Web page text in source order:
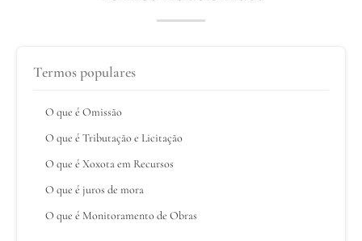
Termos populares
O que é Omissão
O que é Tributação e Licitação
O que é Xoxota em Recursos
O que é juros de mora
O que é Monitoramento de Obras